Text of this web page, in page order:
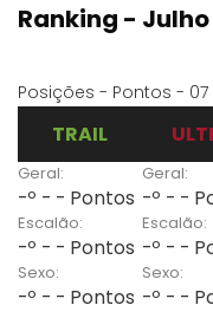
Ranking - Julho
Posições - Pontos - 07
TRAIL
Geral:
-º - - Pontos
Escalão:
-º - - Pontos
Sexo:
-º - - Pontos
Geral:
-º - -
Escalão:
-º - -
Sexo:
-º - -